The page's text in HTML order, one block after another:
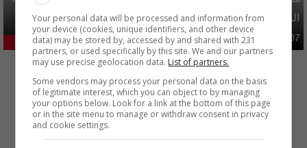
الحج
محليات 24.98% 06:40 | 2026-08-07
المزيد
Your personal data will be processed and information from
your device (cookies, unique identifiers, and other device
data) may be stored by, accessed by and shared with 231
partners, or used specifically by this site. We and our partners
may use precise geolocation data. List of partners.
Some vendors may process your personal data on the basis
of legitimate interest, which you can object to by managing
your options below. Look for a link at the bottom of this page
or in the site menu to manage or withdraw consent in privacy
and cookie settings.